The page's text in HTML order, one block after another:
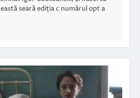
seară ediția c numărul opt a